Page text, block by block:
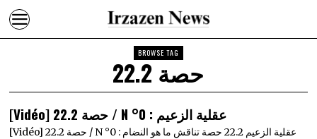
BROWSE TAG
22.2 حصة
[Vidéo] 22.2 حصة / N °0 : عقلية الزعيم
[Vidéo] 22.2 حصة / N °0 : عقلية الزعيم 22.2 حصة تناقش ما هو النضام